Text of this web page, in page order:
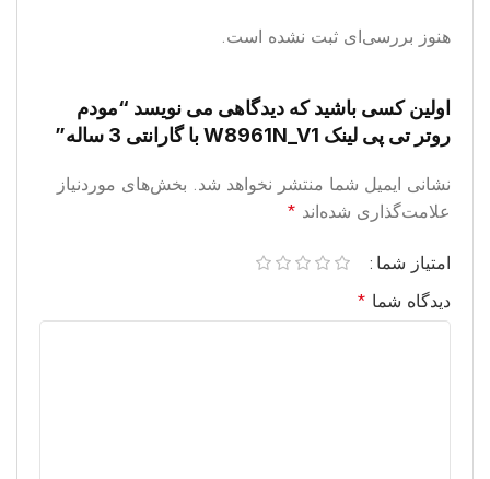
هنوز بررسی‌ای ثبت نشده است.
اولین کسی باشید که دیدگاهی می نویسد “مودم
روتر تی پی لینک W8961N_V1 با گارانتی 3 ساله”
نشانی ایمیل شما منتشر نخواهد شد. بخش‌های موردنیاز
علامت‌گذاری شده‌اند *
امتیاز شما
دیدگاه شما *